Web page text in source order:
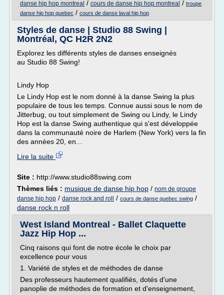
danse hip hop montreal / cours de danse hip hop montreal / troupe
danse hip hop quebec / cours de danse laval hip hop
Styles de danse | Studio 88 Swing |
Montréal, QC H2R 2N2
Explorez les différents styles de danses enseignés
au Studio 88 Swing!
Lindy Hop
Le Lindy Hop est le nom donné à la danse Swing la plus
populaire de tous les temps. Connue aussi sous le nom de
Jitterbug, ou tout simplement de Swing ou Lindy, le Lindy
Hop est la danse Swing authentique qui s'est développée
dans la communauté noire de Harlem (New York) vers la fin
des années 20, en...
Lire la suite
Site : http://www.studio88swing.com
Thèmes liés : musique de danse hip hop / nom de groupe
danse hip hop / danse rock and roll / cours de danse quebec swing /
danse rock n roll
West Island Montreal - Ballet Claquette
Jazz Hip Hop ...
Cinq raisons qui font de notre école le choix par
excellence pour vous
1. Variété de styles et de méthodes de danse
Des professeurs hautement qualifiés, dotés d'une
panoplie de méthodes de formation et d'enseignement,